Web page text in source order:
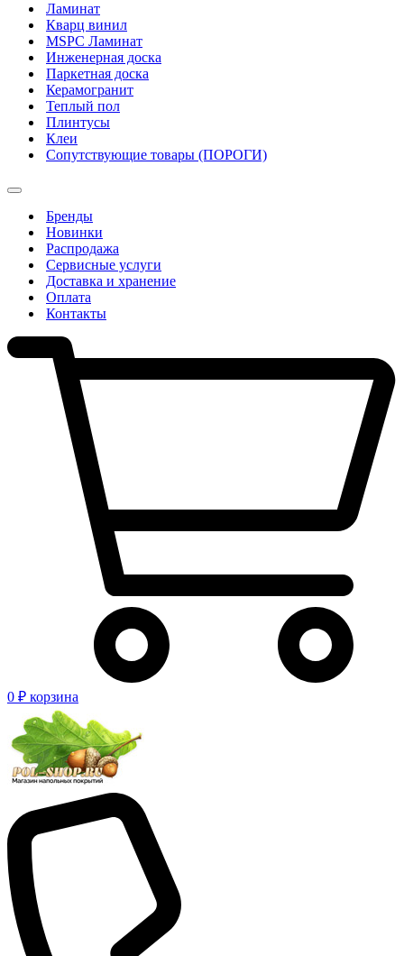
Ламинат
Кварц винил
MSPC Ламинат
Инженерная доска
Паркетная доска
Керамогранит
Теплый пол
Плинтусы
Клеи
Сопутствующие товары (ПОРОГИ)
Бренды
Новинки
Распродажа
Сервисные услуги
Доставка и хранение
Оплата
Контакты
0 ₽ корзина